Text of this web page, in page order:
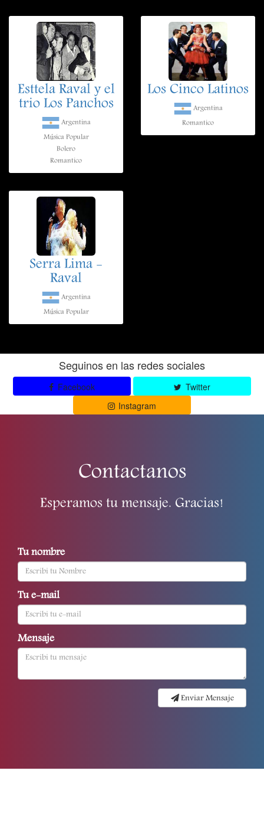
Esttela Raval y el
trio Los Panchos
Argentina
Música Popular
Bolero
Romantico
Los Cinco Latinos
Argentina
Romantico
Serra Lima -
Raval
Argentina
Música Popular
Seguinos en las redes sociales
Facebook
Twitter
Instagram
Contactanos
Esperamos tu mensaje. Gracias!
Tu nombre
Tu e-mail
Mensaje
Enviar Mensaje